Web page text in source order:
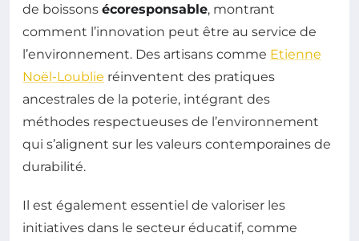
de boissons écoresponsable, montrant
comment l’innovation peut être au service de
l’environnement. Des artisans comme Etienne
Noël-Loublie réinventent des pratiques
ancestrales de la poterie, intégrant des
méthodes respectueuses de l’environnement
qui s’alignent sur les valeurs contemporaines de
durabilité.
Il est également essentiel de valoriser les
initiatives dans le secteur éducatif, comme